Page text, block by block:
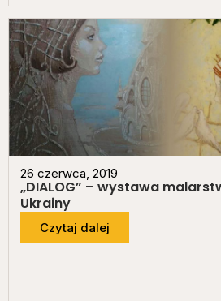
26 czerwca, 2019
„DIALOG” – wystawa
Ukrainy
Czytaj dalej